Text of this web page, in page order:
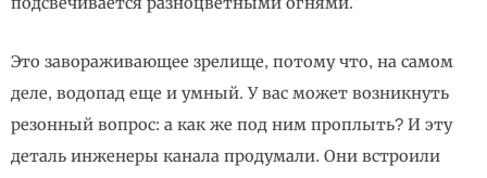
Это завораживающее зрелище, потому что, на самом
деле, водопад еще и умный. У вас может возникнуть
резонный вопрос: а как же под ним проплыть? И эту
деталь инженеры канала продумали. Они встроили